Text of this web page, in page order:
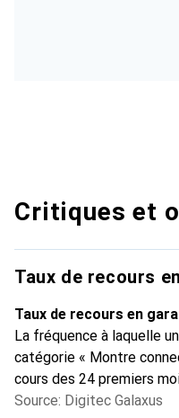
Critiques et
Taux de recours
Taux de recours en
La fréquence à laquelle
catégorie « Montre
cours des 24 premiers
Source: Digitec Galaxus